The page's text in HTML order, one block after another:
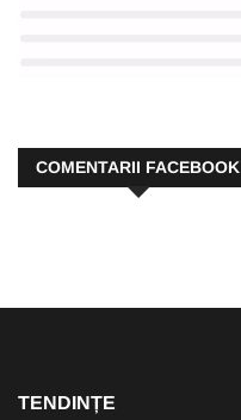
COMENTARII FACEBOOK
TENDINȚE